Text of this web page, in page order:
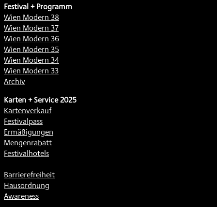
Festival + Programm
Wien Modern 38
Wien Modern 37
Wien Modern 36
Wien Modern 35
Wien Modern 34
Wien Modern 33
Archiv
Karten + Service 2025
Kartenverkauf
Festivalpass
Ermäßigungen
Mengenrabatt
Festivalhotels
Barrierefreiheit
Hausordnung
Awareness